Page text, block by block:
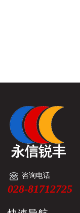
咨询电话
028-81712725